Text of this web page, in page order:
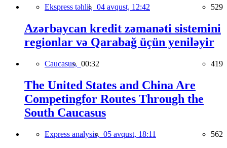
Ekspress təhlil, 04 avqust, 12:42 529
Azərbaycan kredit zəmanəti sistemini
regionlar və Qarabağ üçün yeniləyir
Caucasus, 00:32 419
The United States and China Are
Competingfor Routes Through the
South Caucasus
Express analysis, 05 avqust, 18:11 562